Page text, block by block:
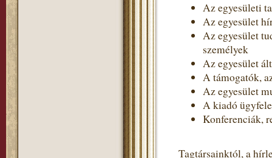
Az egyesületi
Az egyesület
Az egyesület
személyek
Az egyesület
A támogatók,
Az egyesület
A kiadó
Konferenciák,
Tagtársainktól, a